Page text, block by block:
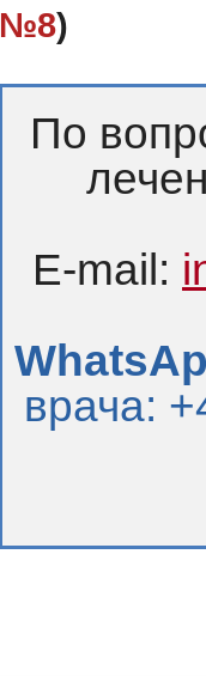
№8)
По
E-mail:
врача: